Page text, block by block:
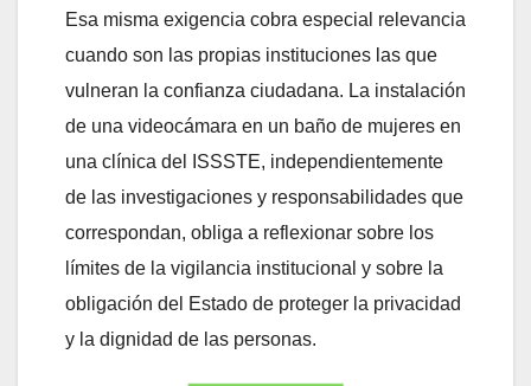
Esa misma exigencia cobra especial relevancia
cuando son las propias instituciones las que
vulneran la confianza ciudadana. La instalación
de una videocámara en un baño de mujeres en
una clínica del ISSSTE, independientemente
de las investigaciones y responsabilidades que
correspondan, obliga a reflexionar sobre los
límites de la vigilancia institucional y sobre la
obligación del Estado de proteger la privacidad
y la dignidad de las personas.